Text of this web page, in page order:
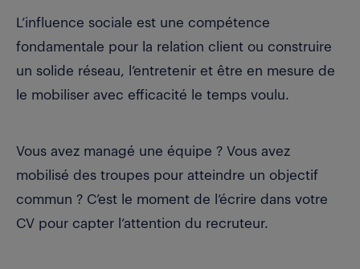
L’influence sociale est une compétence
fondamentale pour la relation client ou construire
un solide réseau, l’entretenir et être en mesure de
le mobiliser avec efficacité le temps voulu.
Vous avez managé une équipe ? Vous avez
mobilisé des troupes pour atteindre un objectif
commun ? C’est le moment de l’écrire dans votre
CV pour capter l’attention du recruteur.